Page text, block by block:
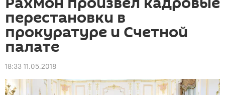
перестановки в
прокуратуре и Счетной
палате
18:33 11.05.2018